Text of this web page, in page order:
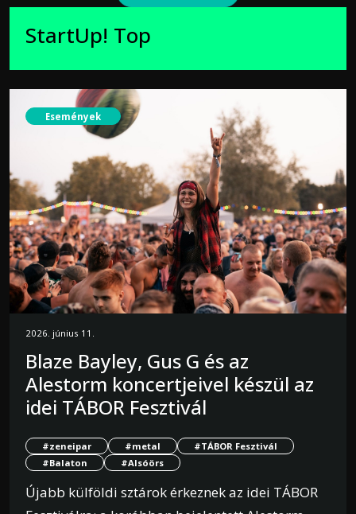
StartUp! Top
Események
2026. június 11.
Blaze Bayley, Gus G és az
Alestorm koncertjeivel készül az
idei TÁBOR Fesztivál
#zeneipar #metal
#TÁBOR Fesztivál
#Balaton
#Alsóörs
Újabb külföldi sztárok érkeznek az idei TÁBOR